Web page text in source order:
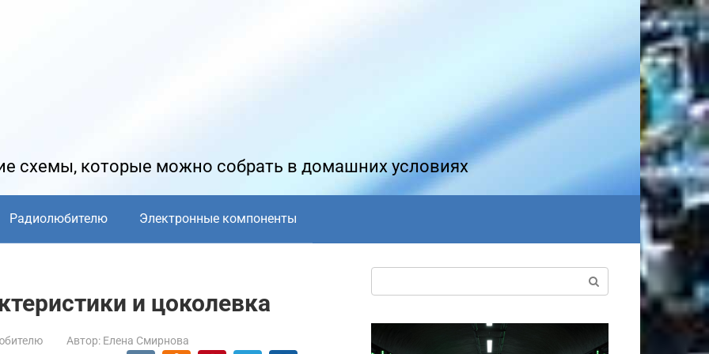
схемы, которые можно собрать в домашних условиях
Радиолюбителю Электронные компоненты
и цоколевка
Автор: Елена Смирнова